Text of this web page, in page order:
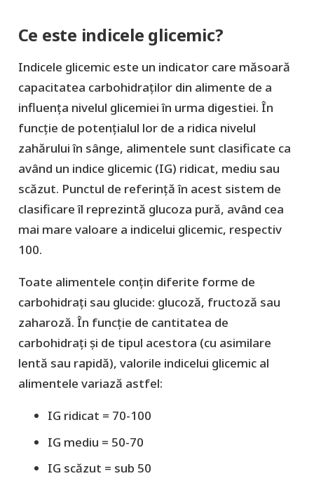
Ce este indicele glicemic?
Indicele glicemic este un indicator care măsoară
capacitatea carbohidraților din alimente de a
influența nivelul glicemiei în urma digestiei. În
funcție de potențialul lor de a ridica nivelul
zahărului în sânge, alimentele sunt clasificate ca
având un indice glicemic (IG) ridicat, mediu sau
scăzut. Punctul de referință în acest sistem de
clasificare îl reprezintă glucoza pură, având cea
mai mare valoare a indicelui glicemic, respectiv
100.
Toate alimentele conțin diferite forme de
carbohidrați sau glucide: glucoză, fructoză sau
zaharoză. În funcție de cantitatea de
carbohidrați și de tipul acestora (cu asimilare
lentă sau rapidă), valorile indicelui glicemic al
alimentele variază astfel:
IG ridicat = 70-100
IG mediu = 50-70
IG scăzut = sub 50